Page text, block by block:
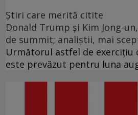
Ştiri care merită citite
Donald Trump şi Kim Jong-
de summit; analiştii, mai
Următorul astfel de exerciţiu
este prevăzut pentru luna